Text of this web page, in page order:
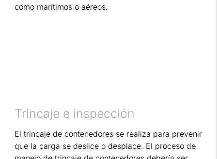
como marítimos o aéreos.
Trincaje e inspección
El trincaje de contenedores se realiza para prevenir
que la carga se deslice o desplace. El proceso de